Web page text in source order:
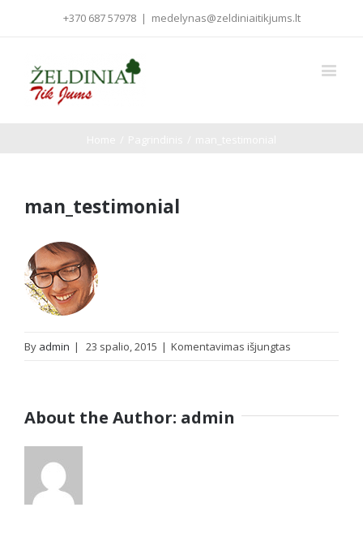
+370 687 57978 | medelynas@zeldiniaitikjums.lt
man_testimonial
By admin | 23 spalio, 2015 | Komentavimas išjungtas
About the Author: admin